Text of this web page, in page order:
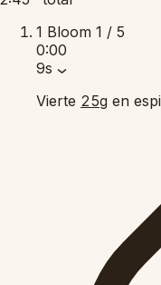
1 Bloom 1 / 5
0:00
9s
Vierte 25g en